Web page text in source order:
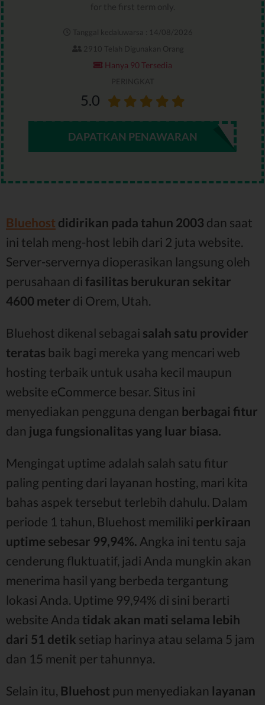
for the first term only.
Tanggal kedaluwarsa : 14/08/2026
2910 Telah Digunakan Orang
Hanya 90 Tersedia
PERINGKAT
5.0
DAPATKAN PENAWARAN
Bluehost didirikan pada tahun 2003 dan saat
ini telah meng-host lebih dari 2 juta website.
Server-servernya dioperasikan langsung oleh
perusahaan di fasilitas berukuran sekitar
4600 meter di Orem, Utah.
Bluehost dikenal sebagai salah satu provider
teratas baik bagi mereka yang mencari web
hosting terbaik untuk usaha kecil maupun
website eCommerce besar. Situs ini
menyediakan pengguna dengan berbagai fitur
dan juga fungsionalitas yang luar biasa.
Mengingat uptime adalah salah satu fitur
paling penting dari layanan hosting, mari kita
bahas aspek tersebut terlebih dahulu. Dalam
periode 1 tahun, Bluehost memiliki perkiraan
uptime sebesar 99,94%. Angka ini tentu saja
cenderung fluktuatif, jadi Anda mungkin akan
menerima hasil yang berbeda tergantung
lokasi Anda. Uptime 99,94% di sini berarti
website Anda tidak akan mati selama lebih
dari 51 detik setiap harinya atau selama 5 jam
dan 15 menit per tahunnya.
Selain itu, Bluehost pun menyediakan layanan